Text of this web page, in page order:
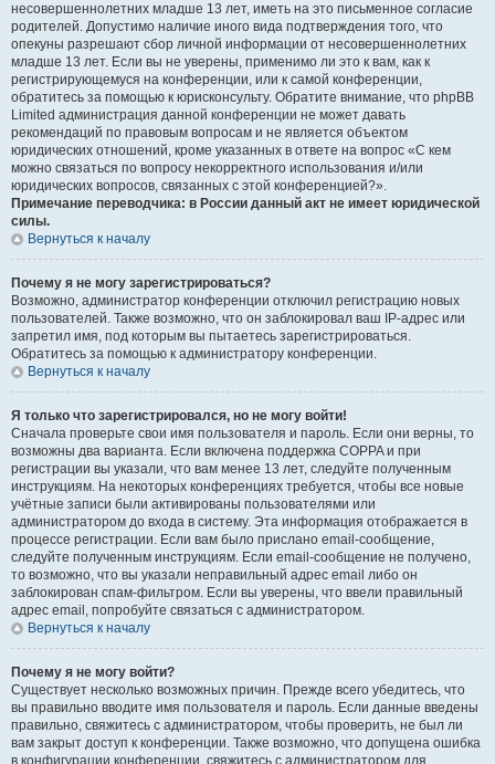
несовершеннолетних младше 13 лет, иметь на это письменное согласие
родителей. Допустимо наличие иного вида подтверждения того, что
опекуны разрешают сбор личной информации от несовершеннолетних
младше 13 лет. Если вы не уверены, применимо ли это к вам, как к
регистрирующемуся на конференции, или к самой конференции,
обратитесь за помощью к юрисконсульту. Обратите внимание, что phpBB
Limited администрация данной конференции не может давать
рекомендаций по правовым вопросам и не является объектом
юридических отношений, кроме указанных в ответе на вопрос «С кем
можно связаться по вопросу некорректного использования и/или
юридических вопросов, связанных с этой конференцией?».
Примечание переводчика: в России данный акт не имеет юридической
силы.
Вернуться к началу
Почему я не могу зарегистрироваться?
Возможно, администратор конференции отключил регистрацию новых
пользователей. Также возможно, что он заблокировал ваш IP-адрес или
запретил имя, под которым вы пытаетесь зарегистрироваться.
Обратитесь за помощью к администратору конференции.
Вернуться к началу
Я только что зарегистрировался, но не могу войти!
Сначала проверьте свои имя пользователя и пароль. Если они верны, то
возможны два варианта. Если включена поддержка COPPA и при
регистрации вы указали, что вам менее 13 лет, следуйте полученным
инструкциям. На некоторых конференциях требуется, чтобы все новые
учётные записи были активированы пользователями или
администратором до входа в систему. Эта информация отображается в
процессе регистрации. Если вам было прислано email-сообщение,
следуйте полученным инструкциям. Если email-сообщение не получено,
то возможно, что вы указали неправильный адрес email либо он
заблокирован спам-фильтром. Если вы уверены, что ввели правильный
адрес email, попробуйте связаться с администратором.
Вернуться к началу
Почему я не могу войти?
Существует несколько возможных причин. Прежде всего убедитесь, что
вы правильно вводите имя пользователя и пароль. Если данные введены
правильно, свяжитесь с администратором, чтобы проверить, не был ли
вам закрыт доступ к конференции. Также возможно, что допущена ошибка
в конфигурации конференции, свяжитесь с администратором для